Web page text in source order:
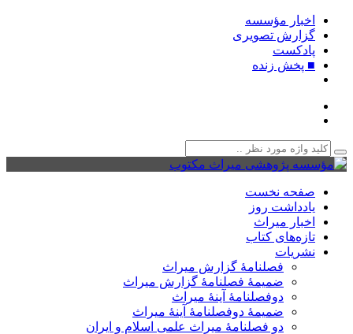
اخبار مؤسسه
گزارش تصویری
پادکست‌
■ پخش زنده
صفحه نخست
یادداشت روز
اخبار میراث
تازه‌های کتاب
نشریات
فصلنامۀ گزارش میراث
ضمیمۀ فصلنامۀ گزارش میراث
دوفصلنامۀ آینۀ میراث
ضمیمۀ دوفصلنامۀ آینۀ میراث
دو فصلنامۀ میراث علمی اسلام و ایران